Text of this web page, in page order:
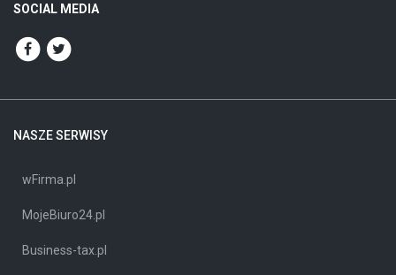
SOCIAL MEDIA
NASZE SERWISY
wFirma.pl
MojeBiuro24.pl
Business-tax.pl